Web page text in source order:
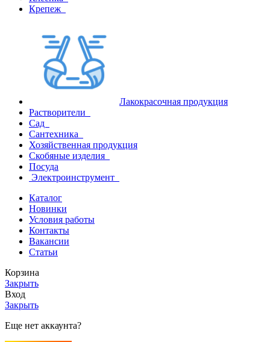
Крепеж
Лакокрасочная продукция
Растворители
Сад
Сантехника
Хозяйственная продукция
Скобяные изделия
Посуда
Электроинструмент
Каталог
Новинки
Условия работы
Контакты
Вакансии
Статьи
Корзина
Закрыть
Вход
Закрыть
Еще нет аккаунта?